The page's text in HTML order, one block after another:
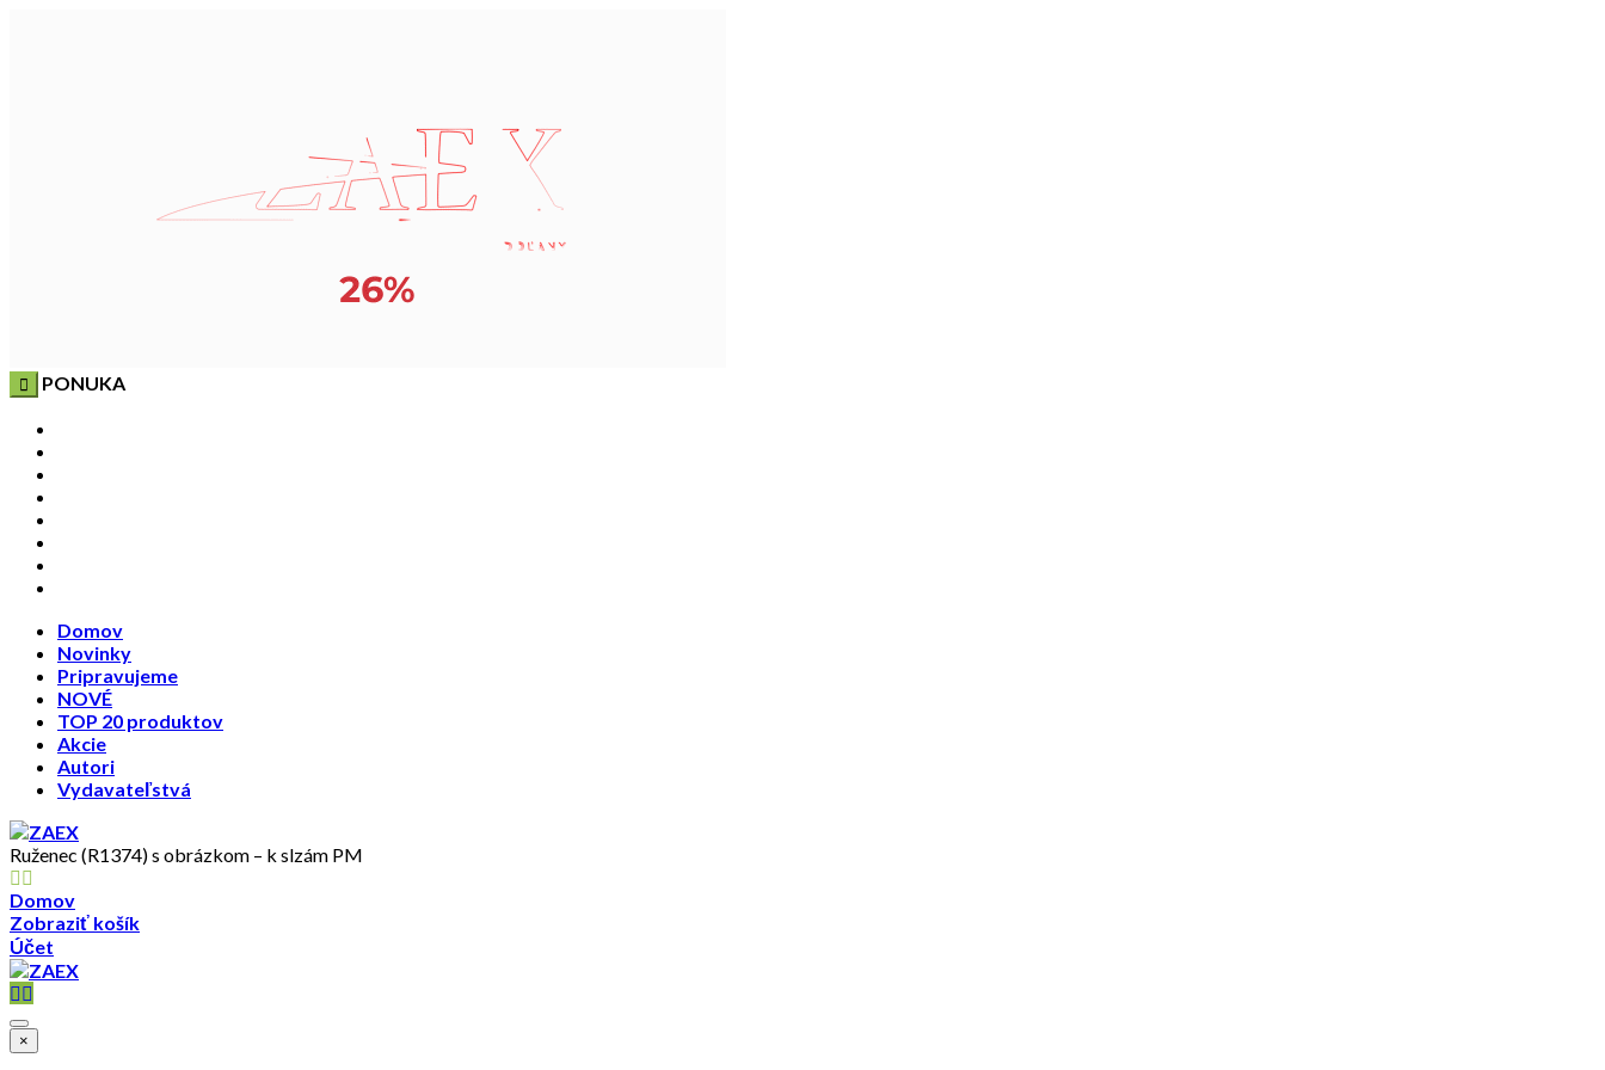
PONUKA
Domov
Novinky
Pripravujeme
NOVÉ
TOP 20 produktov
Akcie
Autori
Vydavateľstvá
Ruženec (R1374) s obrázkom – k slzám PM
Domov
Zobraziť košík
Účet
×